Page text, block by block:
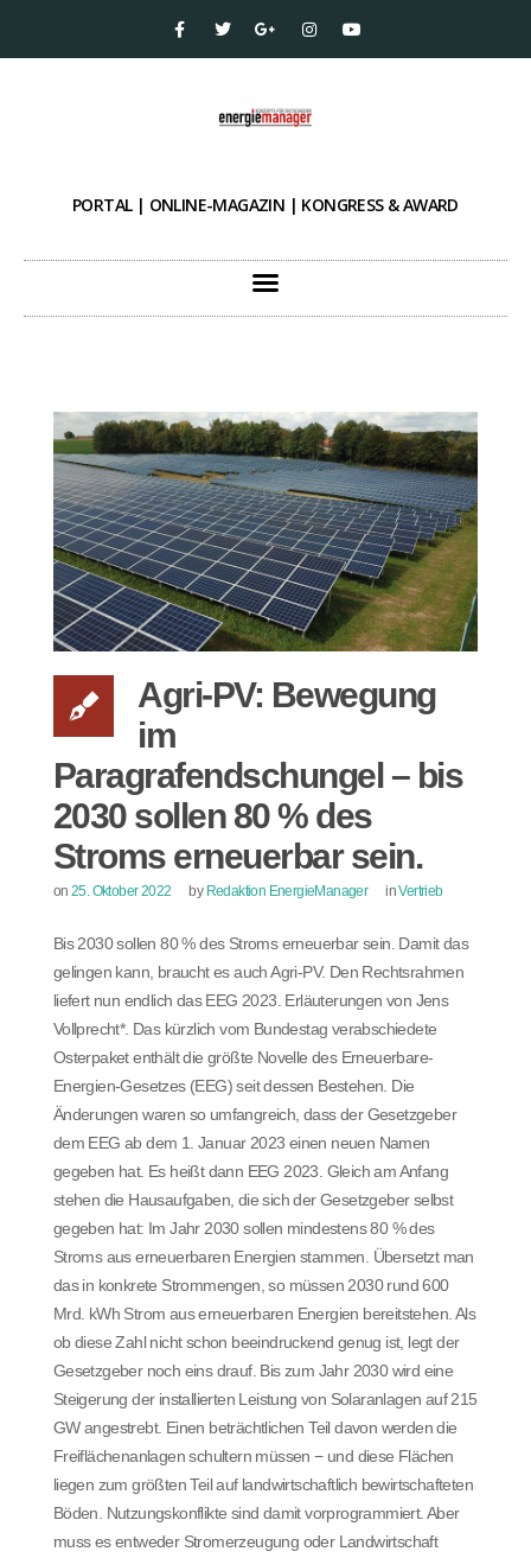
PORTAL | ONLINE-MAGAZIN | KONGRESS & AWARD
Agri-PV: Bewegung
im
Paragrafendschungel – bis
2030 sollen 80 % des
Stroms erneuerbar sein.
on 25. Oktober 2022 by Redaktion EnergieManager inVertrieb
Bis 2030 sollen 80 % des Stroms erneuerbar sein. Damit das
gelingen kann, braucht es auch Agri-PV. Den Rechtsrahmen
liefert nun endlich das EEG 2023. Erläuterungen von Jens
Vollprecht*. Das kürzlich vom Bundestag verabschiedete
Osterpaket enthält die größte Novelle des Erneuerbare-
Energien-Gesetzes (EEG) seit dessen Bestehen. Die
Änderungen waren so umfangreich, dass der Gesetzgeber
dem EEG ab dem 1. Januar 2023 einen neuen Namen
gegeben hat. Es heißt dann EEG 2023. Gleich am Anfang
stehen die Hausaufgaben, die sich der Gesetzgeber selbst
gegeben hat: Im Jahr 2030 sollen mindestens 80 % des
Stroms aus erneuerbaren Energien stammen. Übersetzt man
das in konkrete Strommengen, so müssen 2030 rund 600
Mrd. kWh Strom aus erneuerbaren Energien bereitstehen. Als
ob diese Zahl nicht schon beeindruckend genug ist, legt der
Gesetzgeber noch eins drauf. Bis zum Jahr 2030 wird eine
Steigerung der installierten Leistung von Solaranlagen auf 215
GW angestrebt. Einen beträchtlichen Teil davon werden die
Freiflächenanlagen schultern müssen − und diese Flächen
liegen zum größten Teil auf landwirtschaftlich bewirtschafteten
Böden. Nutzungskonflikte sind damit vorprogrammiert. Aber
muss es entweder Stromerzeugung oder Landwirtschaft